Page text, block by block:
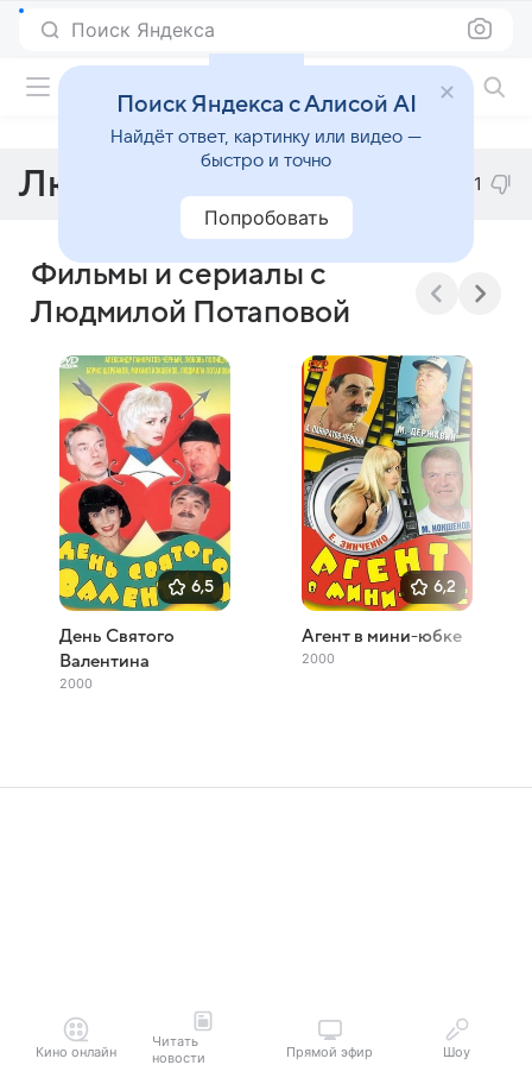
Поиск Яндекса
Людмила Потапова 1
Фильмы и сериалы с
Людмилой Потаповой
6,5
День Святого
Валентина
2000
6,2
Агент в мини-юбке
2000
Кино онлайн
Читать
новости
Прямой эфир Шоу
Поиск Яндекса с Алисой AI
Найдёт ответ, картинку или видео —
быстро и точно
Попробовать